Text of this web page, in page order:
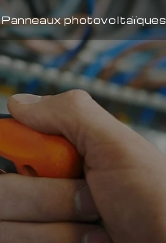
Panneaux photovoltaïques